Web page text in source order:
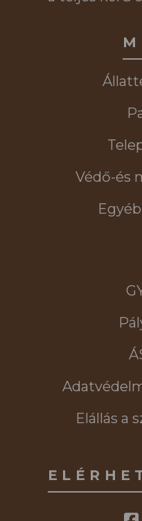
Védő-és
Elállás a